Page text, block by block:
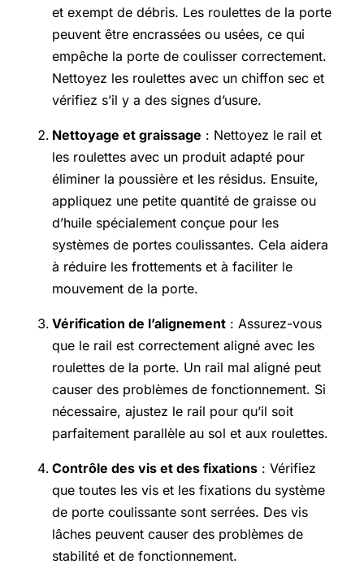
et exempt de débris. Les roulettes de la porte
peuvent être encrassées ou usées, ce qui
empêche la porte de coulisser correctement.
Nettoyez les roulettes avec un chiffon sec et
vérifiez s’il y a des signes d’usure.
Nettoyage et graissage : Nettoyez le rail et
les roulettes avec un produit adapté pour
éliminer la poussière et les résidus. Ensuite,
appliquez une petite quantité de graisse ou
d’huile spécialement conçue pour les
systèmes de portes coulissantes. Cela aidera
à réduire les frottements et à faciliter le
mouvement de la porte.
Vérification de l’alignement : Assurez-vous
que le rail est correctement aligné avec les
roulettes de la porte. Un rail mal aligné peut
causer des problèmes de fonctionnement. Si
nécessaire, ajustez le rail pour qu’il soit
parfaitement parallèle au sol et aux roulettes.
Contrôle des vis et des fixations : Vérifiez
que toutes les vis et les fixations du système
de porte coulissante sont serrées. Des vis
lâches peuvent causer des problèmes de
stabilité et de fonctionnement.